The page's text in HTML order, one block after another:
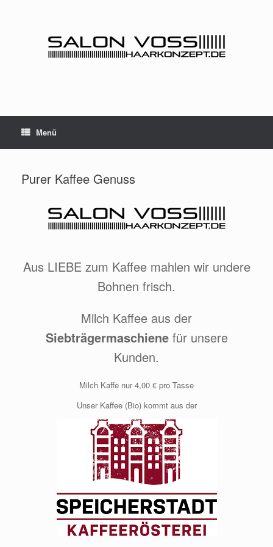
Menü
Purer Kaffee Genuss
Aus LIEBE zum Kaffee mahlen wir undere
Bohnen frisch.
Milch Kaffee aus der
Siebträgermaschienefür unsere
Kunden.
Milch Kaffe nur 4,00 € pro Tasse
Unser Kaffee (Bio) kommt aus der